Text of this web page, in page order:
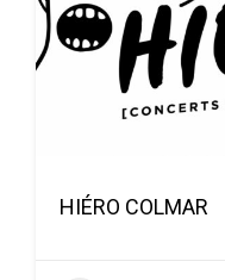
HIÉRO COLMAR